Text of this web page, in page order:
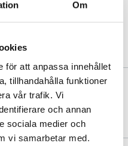
Om
för att anpassa innehållet
tillhandahålla funktioner
vår trafik. Vi
och annan
sociala medier och
vi samarbetar med.
succén
bakverk